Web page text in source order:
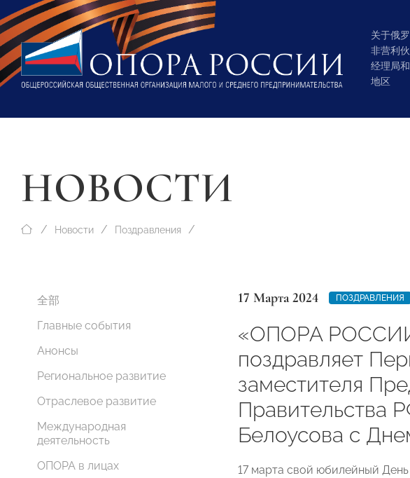
关于俄
非营利
经理局
地区
НОВОСТИ
Новости Поздравления
全部
Главные события
Анонсы
Региональное развитие
Отраслевое развитие
Международная
деятельность
ОПОРА в лицах
17 Марта 2024 ПОЗДРАВЛЕНИЯ
«ОПОРА
поздравляет
заместителя
Правительства
Белоусова с
17 марта свой юбилейный